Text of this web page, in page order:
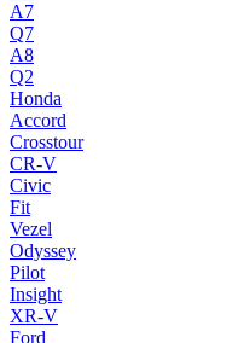
A7
Q7
A8
Q2
Honda
Accord
Crosstour
CR-V
Civic
Fit
Vezel
Odyssey
Pilot
Insight
XR-V
Ford